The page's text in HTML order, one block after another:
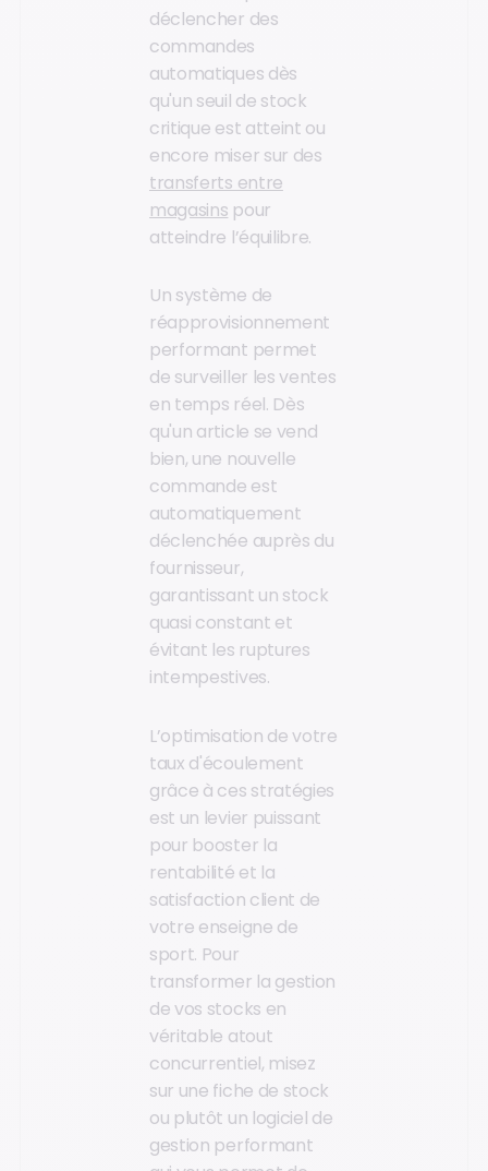
déclencher des
commandes
automatiques dès
qu'un seuil de stock
critique est atteint ou
encore miser sur des
transferts entre
magasins pour
atteindre l’équilibre.
Un système de
réapprovisionnement
performant permet
de surveiller les ventes
en temps réel. Dès
qu'un article se vend
bien, une nouvelle
commande est
automatiquement
déclenchée auprès du
fournisseur,
garantissant un stock
quasi constant et
évitant les ruptures
intempestives.
L’optimisation de votre
taux d'écoulement
grâce à ces stratégies
est un levier puissant
pour booster la
rentabilité et la
satisfaction client de
votre enseigne de
sport. Pour
transformer la gestion
de vos stocks en
véritable atout
concurrentiel, misez
sur une fiche de stock
ou plutôt un logiciel de
gestion performant